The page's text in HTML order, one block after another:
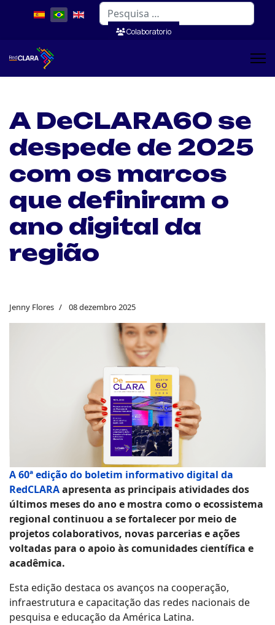
Pesquisar
Colaboratorio
A DeCLARA60 se
despede de 2025
com os marcos
que definiram o
ano digital da
região
Jenny Flores 08 dezembro 2025
A 60ª edição do boletim informativo digital da
RedCLARAapresenta as principais atividades dos
últimos meses do ano e mostra como o ecossistema
regional continuou a se fortalecer por meio de
projetos colaborativos, novas parcerias e ações
voltadas para o apoio às comunidades científica e
acadêmica.
Esta edição destaca os avanços na cooperação,
infraestrutura e capacitação das redes nacionais de
pesquisa e educação da América Latina.